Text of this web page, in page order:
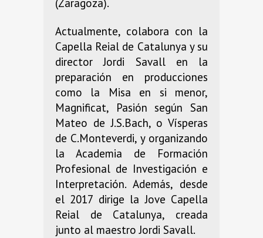
(Zaragoza).
Actualmente, colabora con la
Capella Reial de Catalunya y su
director Jordi Savall en la
preparación en producciones
como la Misa en si menor,
Magnificat, Pasión según San
Mateo de J.S.Bach, o Vísperas
de C.Monteverdi, y organizando
la Academia de Formación
Profesional de Investigación e
Interpretación. Además, desde
el 2017 dirige la Jove Capella
Reial de Catalunya, creada
junto al maestro Jordi Savall.